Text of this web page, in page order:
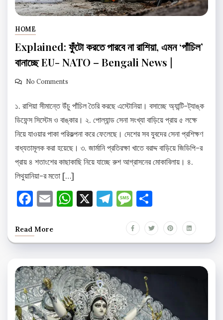
HOME
Explained: ফুঁটো করতে পারবে না রাশিয়া, এমন ‘পাঁচিল’
বানাচ্ছে EU- NATO – Bengali News |
No Comments
১. রাশিয়া সীমান্তে উঁচু পাঁচিল তৈরি করছে এস্টোনিয়া। বসাচ্ছে অ্যান্টি-ট্যাঙ্ক
ডিফেন্স সিস্টেম ও বাঙ্কার। ২. পোল্যান্ড সেনা সংখ্যা বাড়িয়ে প্রায় ৫ লক্ষে
নিয়ে যাওয়ার পাকা পরিকল্পনা করে ফেলেছে। দেশের সব যুবদের সেনা প্রশিক্ষণ
বাধ্যতামূলক করা হয়েছে। ৩. জার্মানি প্রতিরক্ষা খাতে বরাদ্দ বাড়িয়ে জিডিপি-র
প্রায় ৪ শতাংশের কাছাকাছি নিয়ে যাচ্ছে রুশ আগ্রাসনের মোকাবিলায়। ৪.
লিথুয়ানিয়া-র মতো […]
Facebook
EmailWhatsApp
X Telegram
Message
Read More